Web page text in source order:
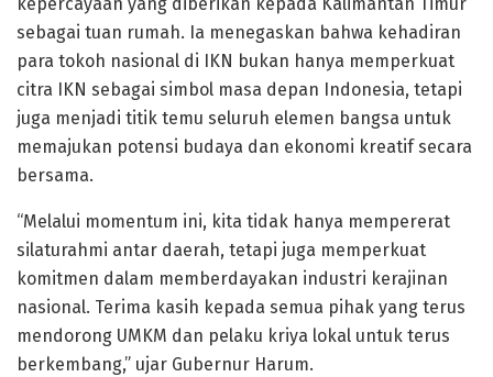
kepercayaan yang diberikan kepada Kalimantan Timur
sebagai tuan rumah. Ia menegaskan bahwa kehadiran
para tokoh nasional di IKN bukan hanya memperkuat
citra IKN sebagai simbol masa depan Indonesia, tetapi
juga menjadi titik temu seluruh elemen bangsa untuk
memajukan potensi budaya dan ekonomi kreatif secara
bersama.
“Melalui momentum ini, kita tidak hanya mempererat
silaturahmi antar daerah, tetapi juga memperkuat
komitmen dalam memberdayakan industri kerajinan
nasional. Terima kasih kepada semua pihak yang terus
mendorong UMKM dan pelaku kriya lokal untuk terus
berkembang,” ujar Gubernur Harum.